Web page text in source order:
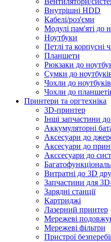
Внутрішні HDD
Кабелі/роз'єми
Модулі пам'яті до
Ноутбуки
Петлі та корпусні
Планшети
Рюкзаки до
Сумки до
Чохли до ноутбуків
Чохли до
Принтери та оргтехніка
3D-принтер
Інші запчастини
Аккумуляторні
Аксесуари до
Аксесуари до
Акссесуари до
Витратні до 3D
Запчастини для
Зарядні станції
Картриджі
Лазерний принтер
Мережеві
Мережеві фільтри
Пристрої